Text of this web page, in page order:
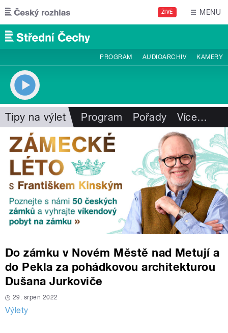
Přejít k hlavnímu obsahu
ŽIVĚ MENU
PROGRAM AUDIOARCHIV KAMERY
Tipy na výlet Program Pořady Více…
Do zámku v Novém Městě nad Metují a
do Pekla za pohádkovou architekturou
Dušana Jurkoviče
29. srpen 2022
Výlety